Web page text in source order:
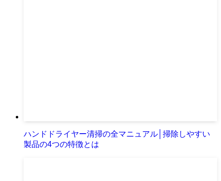
ハンドドライヤー清掃の全マニュアル│掃除しやすい
製品の4つの特徴とは